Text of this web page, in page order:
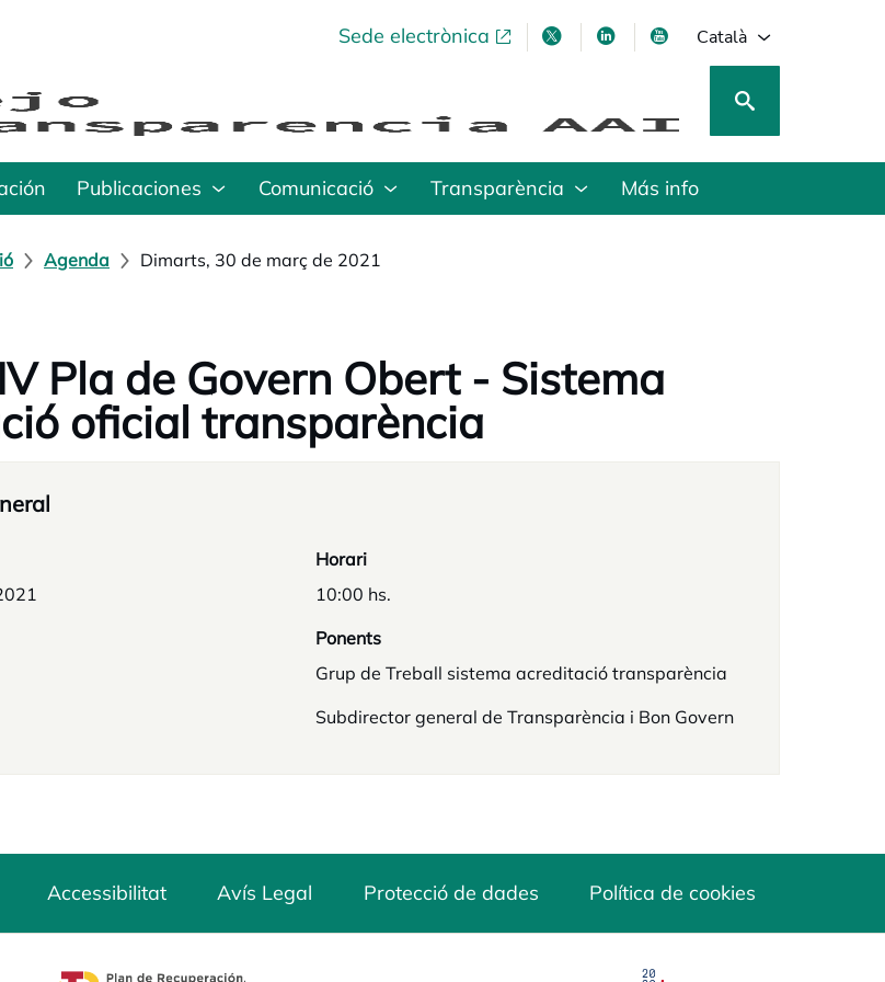
Sede electrònicaopens in a new tabopens in a new tab
opens in a new tab
opens in a new tab
Català
Publicaciones Comunicació Transparència Más info
Agenda Dimarts, 30 de març de 2021
Pla de Govern Obert - Sistema
oficial transparència
Horari
10:00 hs.
Ponents
Grup de Treball sistema acreditació transparència
Subdirector general de Transparència i Bon Govern
Accessibilitat Avís Legal Protecció de dades Política de cookies